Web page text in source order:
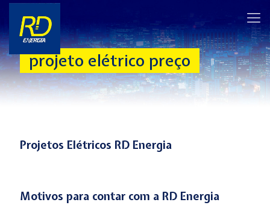
projeto elétrico preço
Projetos Elétricos RD Energia
Motivos para contar com a RD Energia